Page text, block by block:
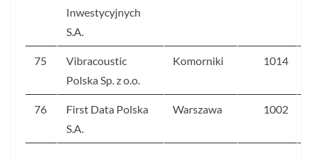
Inwestycyjnych
S.A.
75
Vibracoustic
Polska Sp. z o.o.
Komorniki 1014
76
First Data Polska
S.A.
Warszawa 1002